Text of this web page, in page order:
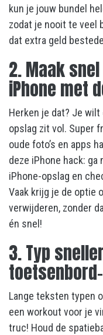
kun je jouw bundel
zodat je nooit te veel
dat extra geld
2. Maak
iPhone met
Herken je dat? Je wilt
opslag zit vol. Super
oude foto’s en apps
deze iPhone hack:
iPhone-opslag en
Vaak krijg je de optie
verwijderen, zonder
én snel!
3. Typ
Lange teksten typen
een workout voor je
truc! Houd de